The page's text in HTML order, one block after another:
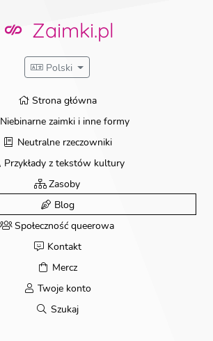
Zaimki.pl
Polski
Strona główna
Niebinarne zaimki i inne formy
Neutralne rzeczowniki
Przykłady z tekstów kultury
Zasoby
Blog
Społeczność queerowa
Kontakt
Mercz
Twoje konto
Szukaj